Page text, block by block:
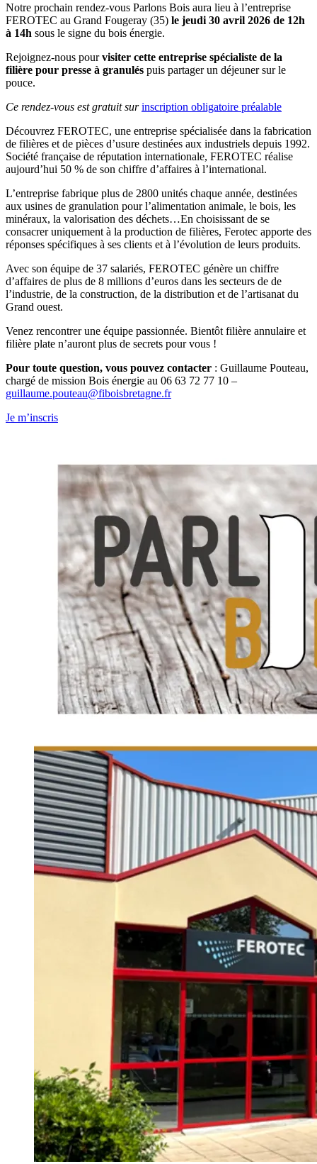
Notre prochain rendez-vous Parlons Bois aura lieu à l’entreprise
FEROTEC au Grand Fougeray (35) le jeudi 30 avril 2026 de 12h
à 14h sous le signe du bois énergie.
Rejoignez-nous pourvisiter cette entreprise spécialiste de la
filière pour presse à granulés puis partager un déjeuner sur le
pouce.
Ce rendez-vous est gratuit surinscription obligatoire préalable
Découvrez FEROTEC, une entreprise spécialisée dans la fabrication
de filières et de pièces d’usure destinées aux industriels depuis 1992.
Société française de réputation internationale, FEROTEC réalise
aujourd’hui 50 % de son chiffre d’affaires à l’international.
L’entreprise fabrique plus de 2800 unités chaque année, destinées
aux usines de granulation pour l’alimentation animale, le bois, les
minéraux, la valorisation des déchets…En choisissant de se
consacrer uniquement à la production de filières, Ferotec apporte des
réponses spécifiques à ses clients et à l’évolution de leurs produits.
Avec son équipe de 37 salariés, FEROTEC génère un chiffre
d’affaires de plus de 8 millions d’euros dans les secteurs de de
l’industrie, de la construction, de la distribution et de l’artisanat du
Grand ouest.
Venez rencontrer une équipe passionnée. Bientôt filière annulaire et
filière plate n’auront plus de secrets pour vous !
Pour toute question, vous pouvez contacter : Guillaume Pouteau,
chargé de mission Bois énergie au 06 63 72 77 10 –
guillaume.pouteau@fiboisbretagne.fr
Je m’inscris